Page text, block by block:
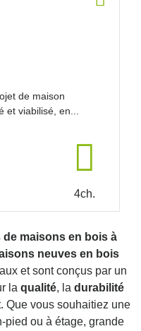
de maison
viabilisé, en...
4ch.
maisons en bois à
neuves en bois
et sont conçus par un
la qualité, la durabilité
Que vous souhaitiez une
pied ou à étage, grande